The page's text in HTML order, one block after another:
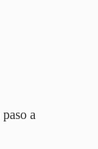
paso a